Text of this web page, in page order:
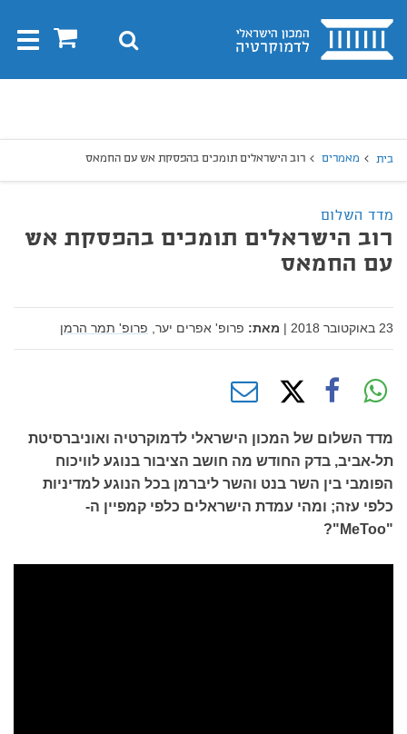
בית 0 חיפוש
בית מאמרים רוב הישראלים תומכים בהפסקת אש עם החמאס
מדד השלום
רוב הישראלים תומכים בהפסקת אש
עם החמאס
23 באוקטובר 2018 | מאת: פרופ' אפרים יער, פרופ' תמר הרמן
מדד השלום של המכון הישראלי לדמוקרטיה ואוניברסיטת
תל-אביב, בדק החודש מה חושב הציבור בנוגע לוויכוח
הפומבי בין השר בנט והשר ליברמן בכל הנוגע למדיניות
כלפי עזה; ומהי עמדת הישראלים כלפי קמפיין ה-
"MeToo"?